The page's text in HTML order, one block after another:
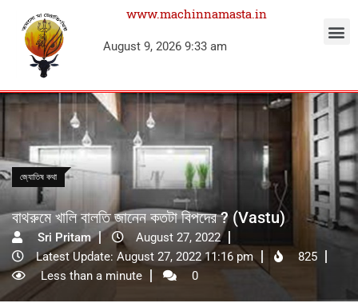
www.machinnamasta.in
August 9, 2026 9:33 am
জ্যোতিষ কথা
বাথরুমে খালি বালতি জানেন কতটা বিপদের ? (Vastu)
Sri Pritam
August 27, 2022
Latest Update: August 27, 2022 11:16 pm
825
Less than a minute
0